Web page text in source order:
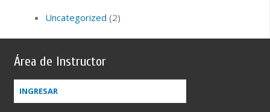
Uncategorized (2)
Área de Instructor
INGRESAR